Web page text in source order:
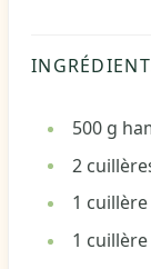
500 g
2
1
1